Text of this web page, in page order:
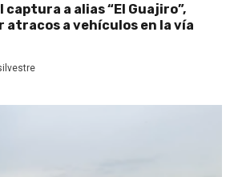
captura a alias “El Guajiro”,
atracos a vehículos en la vía